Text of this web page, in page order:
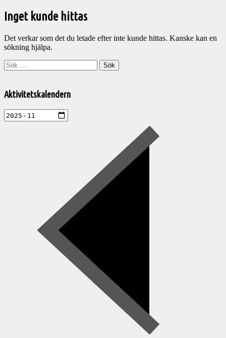
Inget kunde hittas
Det verkar som det du letade efter inte kunde hittas. Kanske kan en
sökning hjälpa.
Sök
efter:
till
aktiviteter
Aktivitetskalendern